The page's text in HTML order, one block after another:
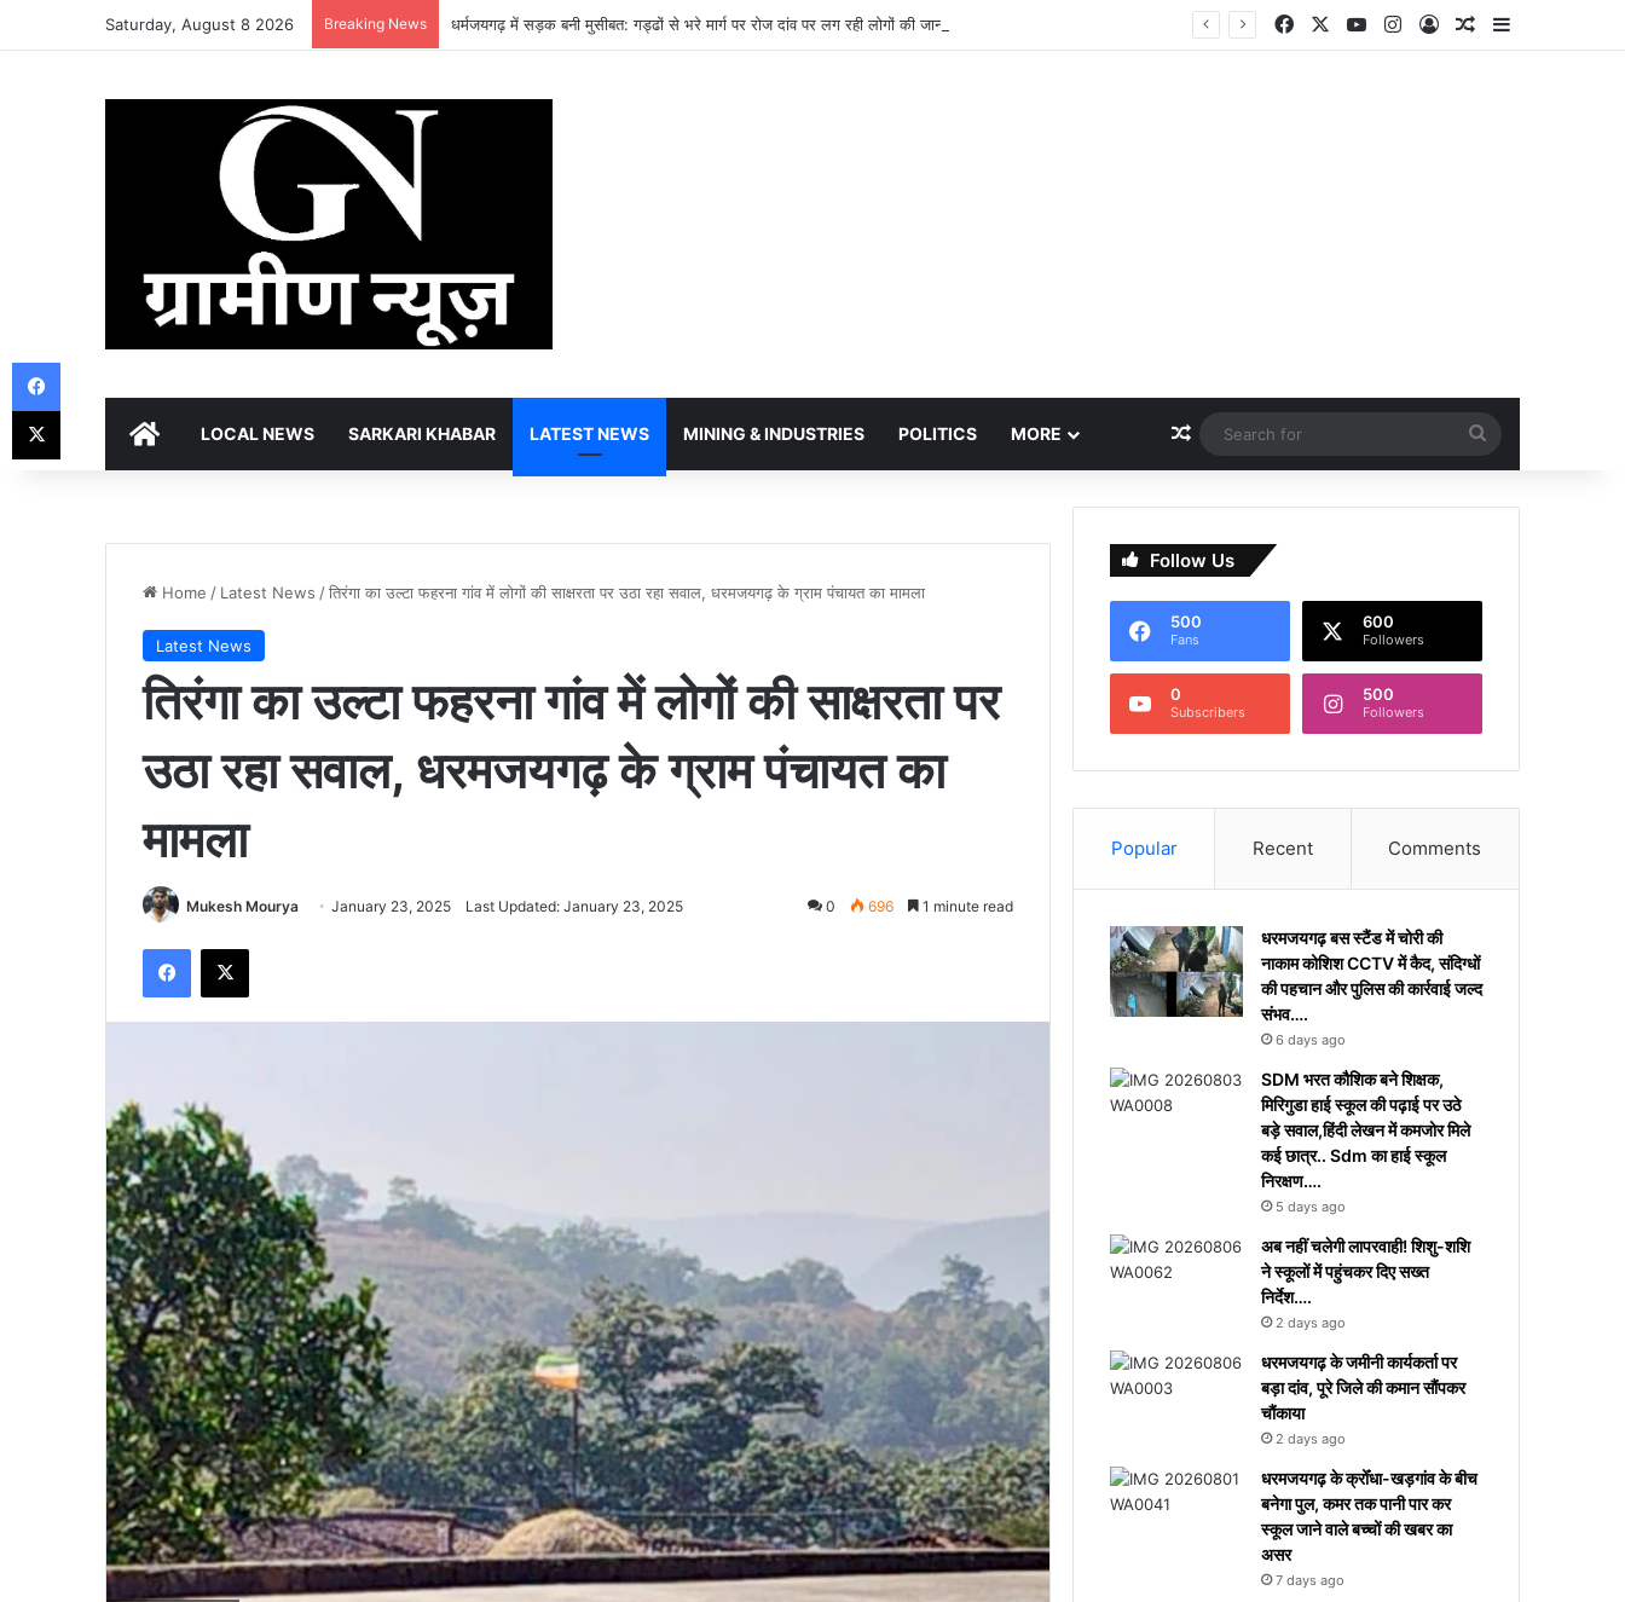
Saturday, August 8 2026 Breaking News धर्मजयगढ़ में सड़क बनी मुसीबत: गड्ढों से भरे मार्ग पर रोज दांव पर लग रही लोगों की जान FacebookYouTubeInstagram
Log InRandom Article
Sidebar
HOMELOCAL NEWS SARKARI KHABAR LATEST NEWS MINING & INDUSTRIES POLITICS MORE Random Article
for
Home / Latest News /तिरंगा का उल्टा फहरना गांव में लोगों की साक्षरता पर उठा रहा सवाल, धरमजयगढ़ के ग्राम पंचायत का मामला
Latest News
तिरंगा का उल्टा फहरना गांव में लोगों की साक्षरता पर
उठा रहा सवाल, धरमजयगढ़ के ग्राम पंचायत का
मामला
Mukesh Mourya January 23, 2025 Last Updated: January 23, 2025 0 696 1 minute read
Facebook
X
Follow Us
500
Fans
600
Followers
0
Subscribers
500
Followers
Popular Recent Comments
धरमजयगढ़ बस स्टैंड में चोरी की
नाकाम कोशिश CCTV में कैद, संदिग्धों
की पहचान और पुलिस की कार्रवाई जल्द
संभव….
6 days ago
​SDM भरत कौशिक बने शिक्षक,
मिरिगुडा हाई स्कूल की पढ़ाई पर उठे
बड़े सवाल,हिंदी लेखन में कमजोर मिले
कई छात्र.. Sdm का हाई स्कूल
निरक्षण….
5 days ago
अब नहीं चलेगी लापरवाही! शिशु-शशि
ने स्कूलों में पहुंचकर दिए सख्त
निर्देश….
2 days ago
धरमजयगढ़ के जमीनी कार्यकर्ता पर
बड़ा दांव, पूरे जिले की कमान सौंपकर
चौंकाया
2 days ago
धरमजयगढ़ के क्रोँधा-खड़गांव ​के बीच
बनेगा पुल, कमर तक पानी पार कर
स्कूल जाने वाले बच्चों की खबर का
असर​
7 days ago
Facebook
X